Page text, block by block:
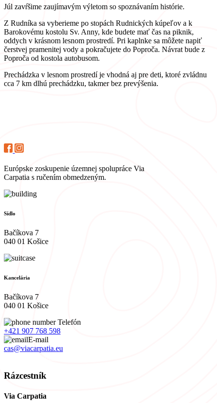
Júl zavŕšime zaujímavým výletom so spoznávaním histórie.
Z Rudníka sa vyberieme po stopách Rudnických kúpeľov a k
Barokovému kostolu Sv. Anny, kde budete mať čas na piknik,
oddych v krásnom lesnom prostredí. Pri kaplnke sa môžete napiť
čerstvej pramenitej vody a pokračujete do Poproča. Návrat bude z
Poproča od kostola autobusom.
Prechádzka v lesnom prostredí je vhodná aj pre deti, ktoré zvládnu
cca 7 km dlhú prechádzku, takmer bez prevýšenia.
Európske zoskupenie územnej spolupráce Via
Carpatia s ručením obmedzeným.
Sídlo
Bačíkova 7
040 01 Košice
Kancelária
Bačíkova 7
040 01 Košice
Telefón
+421 907 768 598
E-mail
cas@viacarpatia.eu
Rázcestník
Via Carpatia